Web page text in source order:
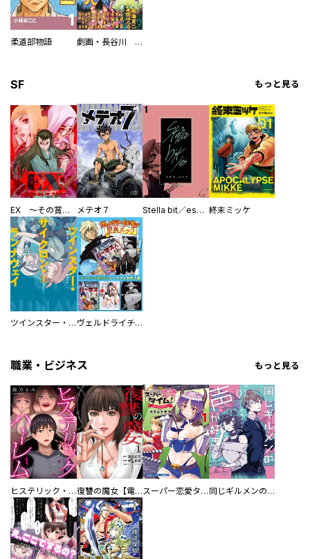
柔道部物語 劇画・長谷川 伸シリーズ 一本刀土俵入
SF もっと見る
EX ～その賞金稼ぎは、世界の出口を探す～【単行本版】 メテオ７ Stella bit／es【単話版】 終末ミッケ
ツインスター・サイクロン・ランナウェイ ヴェルドライチオシ聖典パック 『転スラ』ミニ画集付き シリウス人気作３選
職業・ビジネス もっと見る
ヒステリック・ハーレム～搾られる男と堕ちる女～【電子単行本版】 復讐の魔女【電子単行本版】 スーパー恋愛タイム！～現場でドＳな彼女は自宅でデレる～ 同じギルメンの声が好き